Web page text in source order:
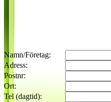
Namn/Företag:
Adress:
Postnr:
Ort:
Tel (dagtid):